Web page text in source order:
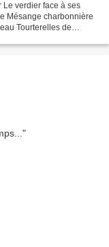
Mésange charbonnière
Tourterelles de